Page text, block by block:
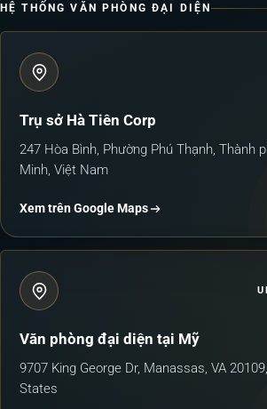
HỆ THỐNG VĂN PHÒNG ĐẠI DIỆN
Trụ sở Hà Tiên Corp
247 Hòa Bình, Phường Phú Thạnh, Thành
Minh, Việt Nam
Xem trên Google Maps
Văn phòng đại diện tại Mỹ
9707 King George Dr, Manassas, VA
States